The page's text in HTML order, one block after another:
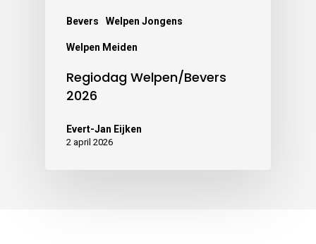
Bevers Welpen Jongens
Welpen Meiden
Regiodag Welpen/Bevers
2026
Evert-Jan Eijken
2 april 2026